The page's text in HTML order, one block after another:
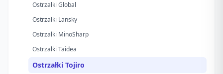
Ostrzałki Global
Ostrzałki Lansky
Ostrzałki MinoSharp
Ostrzałki Taidea
Ostrzałki Tojiro